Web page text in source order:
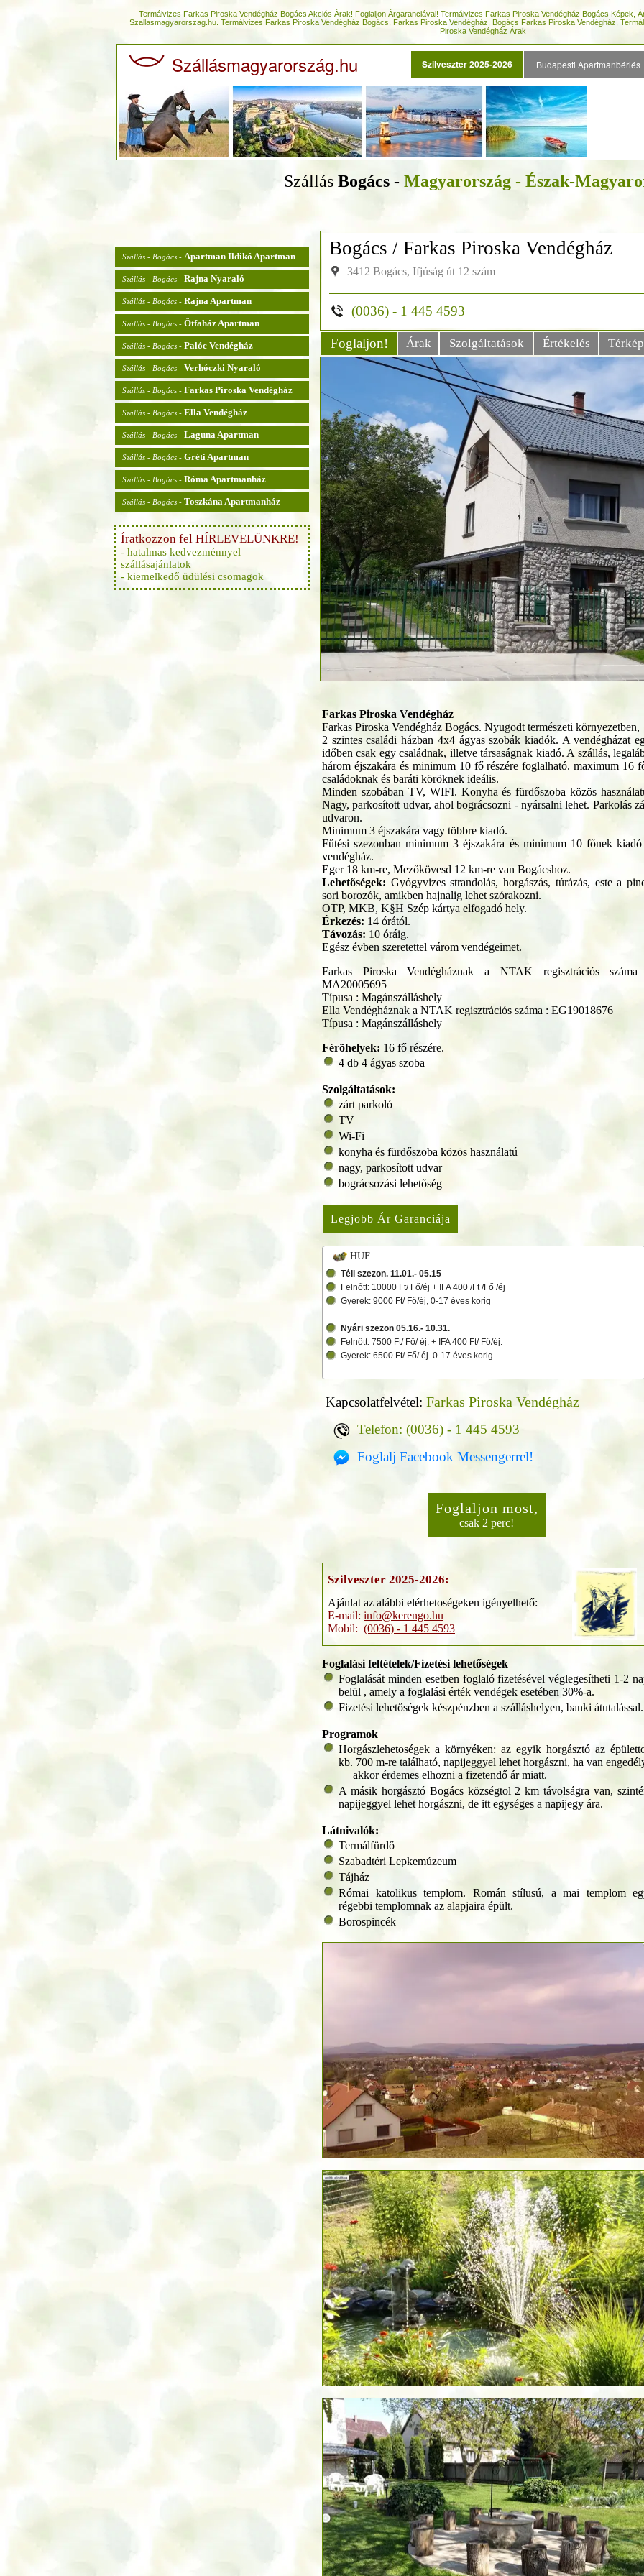
Termálvizes Farkas Piroska Vendégház Bogács Akciós Árak! Foglaljon Árgaranciával! Termálvizes Farkas Piroska Vendégház Bogács Képek,
Szallasmagyarorszag.hu. Termálvizes Farkas Piroska Vendégház Bogács, Farkas Piroska Vendégház, Bogács Farkas Piroska Vendégház,
Piroska Vendégház Árak
Szállásmagyarország.hu Szilveszter 2025-2026 Budapesti Apartmanbérlés
Szállás Bogács - Magyarország - Észak-
Szállás - Bogács - Apartman Ildikó Apartman
Szállás - Bogács - Rajna Nyaraló
Szállás - Bogács - Rajna Apartman
Szállás - Bogács - Ötfaház Apartman
Szállás - Bogács - Palóc Vendégház
Szállás - Bogács - Verhóczki Nyaraló
Szállás - Bogács - Farkas Piroska Vendégház
Szállás - Bogács - Ella Vendégház
Szállás - Bogács - Laguna Apartman
Szállás - Bogács - Gréti Apartman
Szállás - Bogács - Róma Apartmanház
Szállás - Bogács - Toszkána Apartmanház
Íratkozzon fel HÍRLEVELÜNKRE!
- hatalmas kedvezménnyel
szállásajánlatok
- kiemelkedő üdülési csomagok
Bogács / Farkas Piroska Vendégház
3412 Bogács, Ifjúság út 12 szám
(0036) - 1 445 4593
Foglaljon! Árak Szolgáltatások Értékelés
Farkas Piroska Vendégház
Farkas Piroska Vendégház Bogács. Nyugodt természeti környezetben,
2 szintes családi házban 4x4 ágyas szobák kiadók. A vendégházat
időben csak egy családnak, illetve társaságnak kiadó. A szállás,
három éjszakára és minimum 10 fő részére foglalható. maximum 16
családoknak és baráti köröknek ideális.
Minden szobában TV, WIFI. Konyha és fürdőszoba közös
Nagy, parkosított udvar, ahol bográcsozni - nyársalni lehet. Parkolás
udvaron.
Minimum 3 éjszakára vagy többre kiadó.
Fűtési szezonban minimum 3 éjszakára és minimum 10 főnek
vendégház.
Eger 18 km-re, Mezőkövesd 12 km-re van Bogácshoz.
Lehetőségek: Gyógyvizes strandolás, horgászás, túrázás, este a
sori borozók, amikben hajnalig lehet szórakozni.
OTP, MKB, K§H Szép kártya elfogadó hely.
Érkezés: 14 órától.
Távozás: 10 óráig.
Egész évben szeretettel várom vendégeimet.
Farkas Piroska Vendégháznak a NTAK regisztrációs
MA20005695
Típusa : Magánszálláshely
Ella Vendégháznak a NTAK regisztrációs száma : EG19018676
Típusa : Magánszálláshely
Férõhelyek: 16 fő részére.
4 db 4 ágyas szoba
Szolgáltatások:
zárt parkoló
TV
Wi-Fi
konyha és fürdőszoba közös használatú
nagy, parkosított udvar
bográcsozási lehetőség
Legjobb Ár Garanciája
HUF
Téli szezon. 11.01.- 05.15
Felnőtt: 10000 Ft/ Fő/éj + IFA 400 /Ft /Fő /éj
Gyerek: 9000 Ft/ Fő/éj, 0-17 éves korig
Nyári szezon 05.16.- 10.31.
Felnőtt: 7500 Ft/ Fő/ éj. + IFA 400 Ft/ Fő/éj.
Gyerek: 6500 Ft/ Fő/ éj. 0-17 éves korig.
Kapcsolatfelvétel: Farkas Piroska Vendégház
Telefon: (0036) - 1 445 4593
Foglalj Facebook Messengerrel!
Foglaljon most,
csak 2 perc!
Szilveszter 2025-2026:
Ajánlat az alábbi elérhetoségeken igényelhető:
E-mail: info@kerengo.hu
Mobil: (0036) - 1 445 4593
Foglalási feltételek/Fizetési lehetőségek
Foglalását minden esetben foglaló fizetésével véglegesítheti 1-2
belül , amely a foglalási érték vendégek esetében 30%-a.
Fizetési lehetőségek készpénzben a szálláshelyen, banki átutalással.
Programok
Horgászlehetoségek a környéken: az egyik horgásztó az
kb. 700 m-re található, napijeggyel lehet horgászni, ha van
akkor érdemes elhozni a fizetendő ár miatt.
A másik horgásztó Bogács községtol 2 km távolságra van,
napijeggyel lehet horgászni, de itt egységes a napijegy ára.
Látnivalók:
Termálfürdő
Szabadtéri Lepkemúzeum
Tájház
Római katolikus templom. Román stílusú, a mai templom
régebbi templomnak az alapjaira épült.
Borospincék